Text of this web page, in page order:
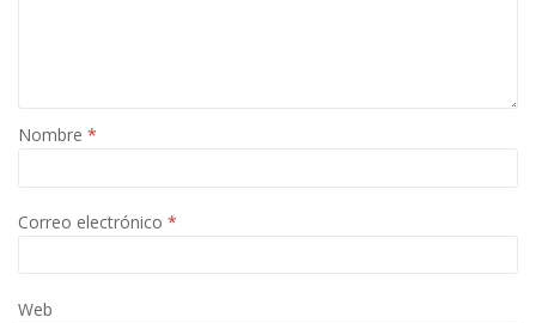
Nombre *
Correo electrónico *
Web